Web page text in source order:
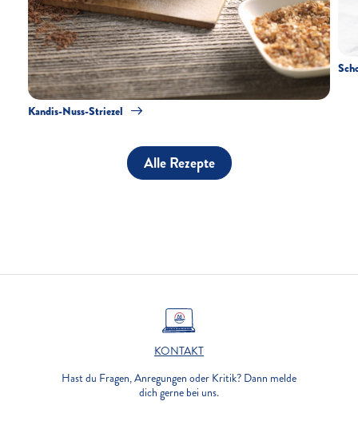
Kandis-Nuss-Striezel
Alle Rezepte
KONTAKT
Hast du Fragen, Anregungen oder Kritik? Dann melde
dich gerne bei uns.